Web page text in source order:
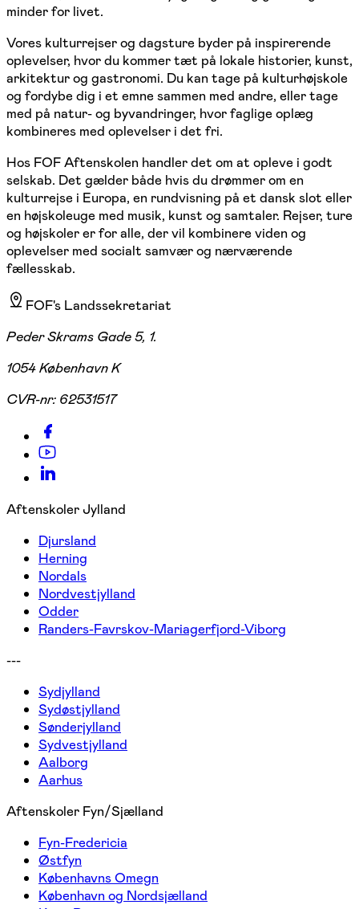
minder for livet.
Vores kulturrejser og dagsture byder på inspirerende
oplevelser, hvor du kommer tæt på lokale historier, kunst,
arkitektur og gastronomi. Du kan tage på kulturhøjskole
og fordybe dig i et emne sammen med andre, eller tage
med på natur- og byvandringer, hvor faglige oplæg
kombineres med oplevelser i det fri.
Hos FOF Aftenskolen handler det om at opleve i godt
selskab. Det gælder både hvis du drømmer om en
kulturrejse i Europa, en rundvisning på et dansk slot eller
en højskoleuge med musik, kunst og samtaler. Rejser, ture
og højskoler er for alle, der vil kombinere viden og
oplevelser med socialt samvær og nærværende
fællesskab.
FOF's Landssekretariat
Peder Skrams Gade 5, 1.
1054 København K
CVR-nr: 62531517
Aftenskoler Jylland
Djursland
Herning
Nordals
Nordvestjylland
Odder
Randers-Favrskov-Mariagerfjord-Viborg
---
Sydjylland
Sydøstjylland
Sønderjylland
Sydvestjylland
Aalborg
Aarhus
Aftenskoler Fyn/Sjælland
Fyn-Fredericia
Østfyn
Københavns Omegn
København og Nordsjælland